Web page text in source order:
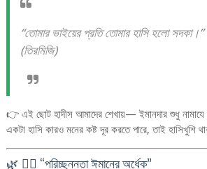
“তোমার ভাইয়ের প্রতি তোমার হাসি হলো সদকা।”
(তিরমিজি)
👉 এই ছোট হাদীস আমাদের শেখায়— ইমানদার শুধু নামাযে
একটা হাসি কারও মনের কষ্ট দূর করতে পারে, তাই হাসিখুশি
🌿 ২️⃣ “পরিচ্ছন্নতা ঈমানের অর্ধেক”